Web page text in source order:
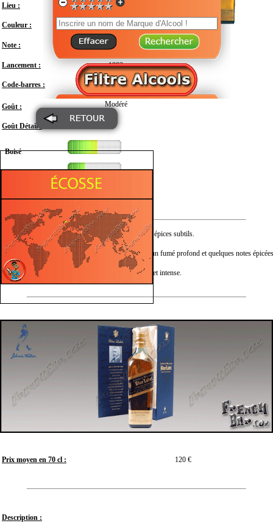
Lieu : Royaume-Uni - Écosse - Kilmarnock
Couleur :
Note :
Lancement : 1992
Code-barres : 5000267115245
Goût : Modéré
Goût Détail :
Boisé
Fumé
Nez : Vagues de poivre et d’épices subtils.
Bouche : Intensité subtile avec un fumé profond et quelques notes
Finale : Profond, harmonieux et intense.
Prix moyen en 70 cl : 120 €
Description :